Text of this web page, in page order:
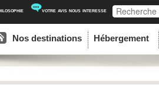
votre avis nous interesse Recherche
contenu principal
contenu secondaire
Nos destinations Hébergement